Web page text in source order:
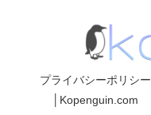
プライバシーポリシー
│Kopenguin.com